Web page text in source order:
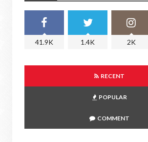
41.9K 1.4K 2K
RECENT
POPULAR
COMMENT